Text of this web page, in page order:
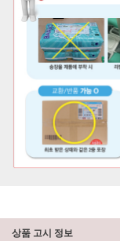
상품 고시 정보